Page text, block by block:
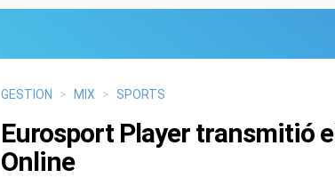
GESTION > MIX > SPORTS
Eurosport Player transmitió
Online